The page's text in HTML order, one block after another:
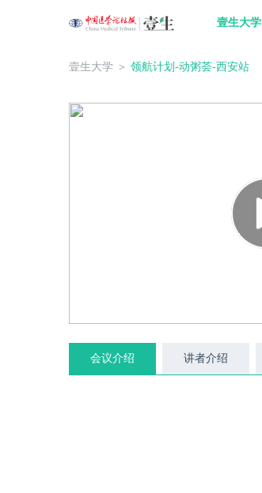
壹生大学
壹生大学 ＞ 领航计划-动粥荟-西安站
会议介绍 讲者介绍